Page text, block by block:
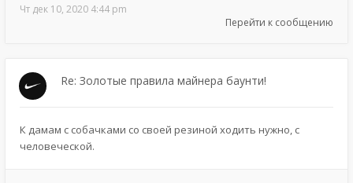
Чт дек 10, 2020 4:44 pm
Перейти к сообщению
Re: Золотые правила майнера баунти!
К дамам с собачками со своей резиной ходить нужно, с
человеческой.